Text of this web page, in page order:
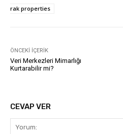
rak properties
ÖNCEKI İÇERIK
Veri Merkezleri Mimarlığı
Kurtarabilir mi?
CEVAP VER